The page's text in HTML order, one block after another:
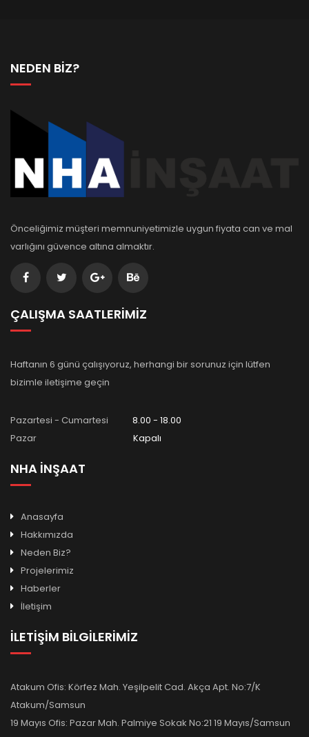
NEDEN BİZ?
Önceliğimiz müşteri memnuniyetimizle uygun fiyata can ve mal
varlığını güvence altına almaktır.
ÇALIŞMA SAATLERİMİZ
Haftanın 6 günü çalışıyoruz, herhangi bir sorunuz için lütfen
bizimle iletişime geçin
Pazartesi - Cumartesi
8.00 - 18.00
Pazar
Kapalı
NHA İNŞAAT
Anasayfa
Hakkımızda
Neden Biz?
Projelerimiz
Haberler
İletişim
İLETİŞİM BİLGİLERİMİZ
Atakum Ofis: Körfez Mah. Yeşilpelit Cad. Akça Apt. No:7/K
Atakum/Samsun
19 Mayıs Ofis: Pazar Mah. Palmiye Sokak No:21 19 Mayıs/Samsun